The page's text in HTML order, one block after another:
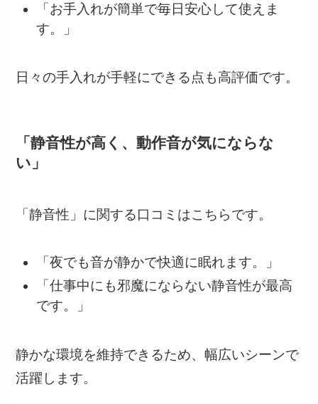
「お手入れが簡単で毎日安心して使えま
す。」
日々の手入れが手軽にできる点も高評価です。
「静音性が高く、動作音が気にならな
い」
「静音性」に関する口コミはこちらです。
「夜でも音が静かで快適に眠れます。」
「仕事中にも邪魔にならない静音性が最高
です。」
静かな環境を維持できるため、幅広いシーンで
活躍します。